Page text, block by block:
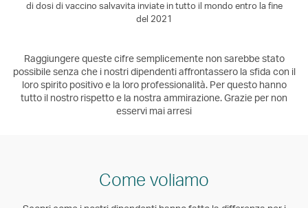
di dosi di vaccino salvavita inviate in tutto il mondo entro la fine
del 2021
Raggiungere queste cifre semplicemente non sarebbe stato
possibile senza che i nostri dipendenti affrontassero la sfida con il
loro spirito positivo e la loro professionalità. Per questo hanno
tutto il nostro rispetto e la nostra ammirazione. Grazie per non
esservi mai arresi
Come voliamo